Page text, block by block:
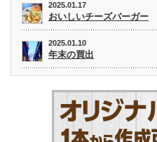
2025.01.17
おいしいチーズバーガー
2025.01.10
年末の買出